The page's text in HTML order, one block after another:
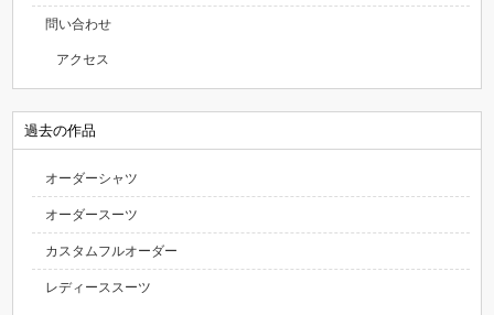
問い合わせ
アクセス
過去の作品
オーダーシャツ
オーダースーツ
カスタムフルオーダー
レディーススーツ